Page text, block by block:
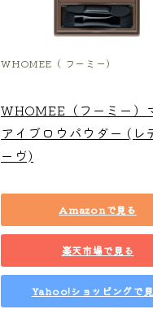
WHOMEE（ フーミー）
WHOMEE（フーミー）
アイブロウパウダー (レ
ーヴ)
Amazonで見る
楽天市場で見る
Yahoo!ショッピングで